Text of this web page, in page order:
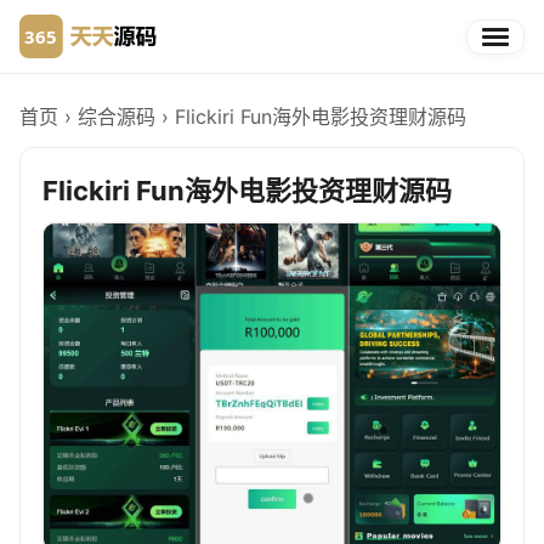
首页 › 综合源码 › Flickiri Fun海外电影投资理财源码
Flickiri Fun海外电影投资理财源码